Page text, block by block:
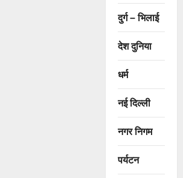
दुर्ग – भिलाई
देश दुनिया
धर्म
नई दिल्ली
नगर निगम
पर्यटन